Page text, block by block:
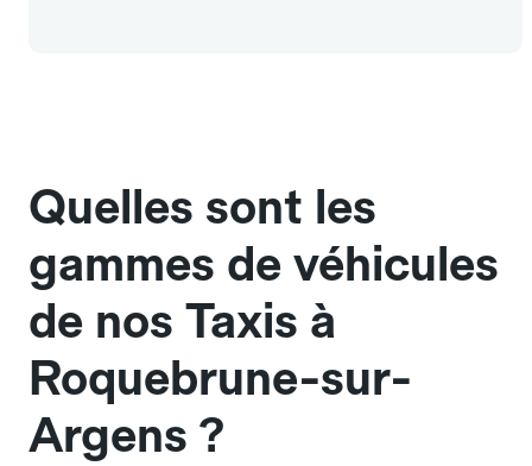
Quelles sont les
gammes de véhicules
de nos Taxis à
Roquebrune-sur-
Argens ?